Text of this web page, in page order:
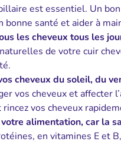
est essentiel. Un
bonne santé et aider à
les cheveux tous les
de votre cuir
cheveux du soleil, du
vos cheveux et affecter
vos cheveux
alimentation, car la
en vitamines E et